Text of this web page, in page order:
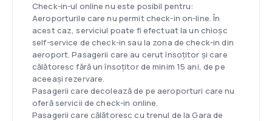
Check-in-ul online nu este posibil pentru:
Aeroporturile care nu permit check-in on-line. În
acest caz, serviciul poate fi efectuat la un chioșc
self-service de check-in sau la zona de check-in din
aeroport. Pasagerii care au cerut însoțitor și care
călătoresc fără un însoțitor de minim 15 ani, de pe
aceeași rezervare.
Pasagerii care decolează de pe aeroporturi care nu
oferă servicii de check-in online.
Pasagerii care călătoresc cu trenul de la Gara de